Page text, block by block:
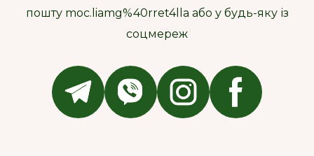
пошту moc.liamg%40rret4lla або у будь-яку із
соцмереж